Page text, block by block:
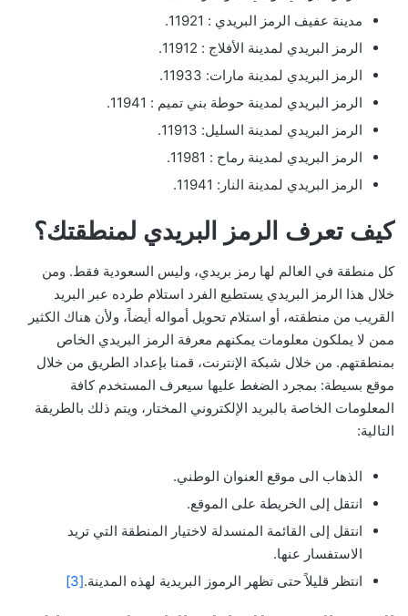
مدينة عفيف الرمز البريدي : 11921.
الرمز البريدي لمدينة الأفلاج : 11912.
الرمز البريدي لمدينة مارات: 11933.
الرمز البريدي لمدينة حوطة بني تميم : 11941.
الرمز البريدي لمدينة السليل: 11913.
الرمز البريدي لمدينة رماح : 11981.
الرمز البريدي لمدينة النار: 11941.
كيف تعرف الرمز البريدي لمنطقتك؟
كل منطقة في العالم لها رمز بريدي، وليس السعودية فقط. ومن
خلال هذا الرمز البريدي يستطيع الفرد استلام طرده عبر البريد
القريب من منطقته، أو استلام تحويل أمواله أيضاً، ولأن هناك الكثير
ممن لا يملكون معلومات يمكنهم معرفة الرمز البريدي الخاص
بمنطقتهم. من خلال شبكة الإنترنت، قمنا بإعداد الطريق من خلال
موقع بسيطة: بمجرد الضغط عليها سيعرف المستخدم كافة
المعلومات الخاصة بالبريد الإلكتروني المختار، ويتم ذلك بالطريقة
التالية:
الذهاب الى موقع العنوان الوطني.
انتقل إلى الخريطة على الموقع.
انتقل إلى القائمة المنسدلة لاختيار المنطقة التي تريد
الاستفسار عنها.
انتظر قليلاً حتى تظهر الرموز البريدية لهذه المدينة.[3]